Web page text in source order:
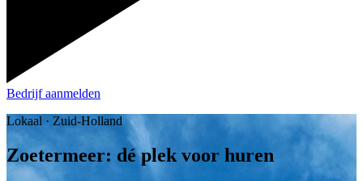
Bedrijf aanmelden
Lokaal · Zuid-Holland
Zoetermeer: dé plek voor huren